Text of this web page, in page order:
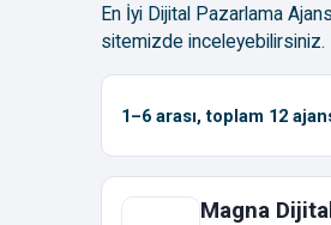
En İyi Dijital Pazarlama
sitemizde inceleyebilirsiniz.
1–6 arası, toplam 12
Magna